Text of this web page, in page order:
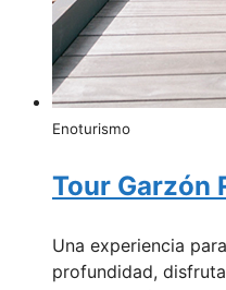
Enoturismo
Tour Garzón
Una experiencia
profundidad,